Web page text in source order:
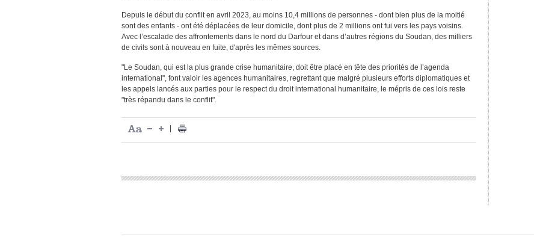
Depuis le début du conflit en avril 2023, au moins 10,4 millions de personnes - dont bien plus de la moitié
sont des enfants - ont été déplacées de leur domicile, dont plus de 2 millions ont fui vers les pays voisins.
Avec l’escalade des affrontements dans le nord du Darfour et dans d’autres régions du Soudan, des milliers
de civils sont à nouveau en fuite, d'après les mêmes sources.
"Le Soudan, qui est la plus grande crise humanitaire, doit être placé en tête des priorités de l’agenda
international", font valoir les agences humanitaires, regrettant que malgré plusieurs efforts diplomatiques et
les appels lancés aux parties pour le respect du droit international humanitaire, le mépris de ces lois reste
"très répandu dans le conflit".